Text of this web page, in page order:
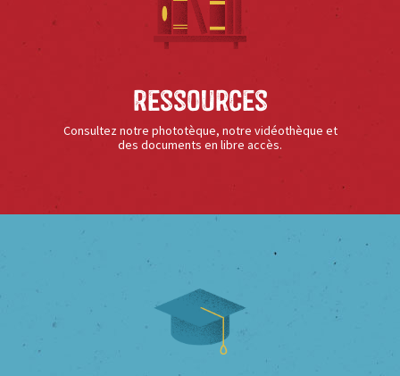
Ressources
Consultez notre phototèque, notre vidéothèque et
des documents en libre accès.